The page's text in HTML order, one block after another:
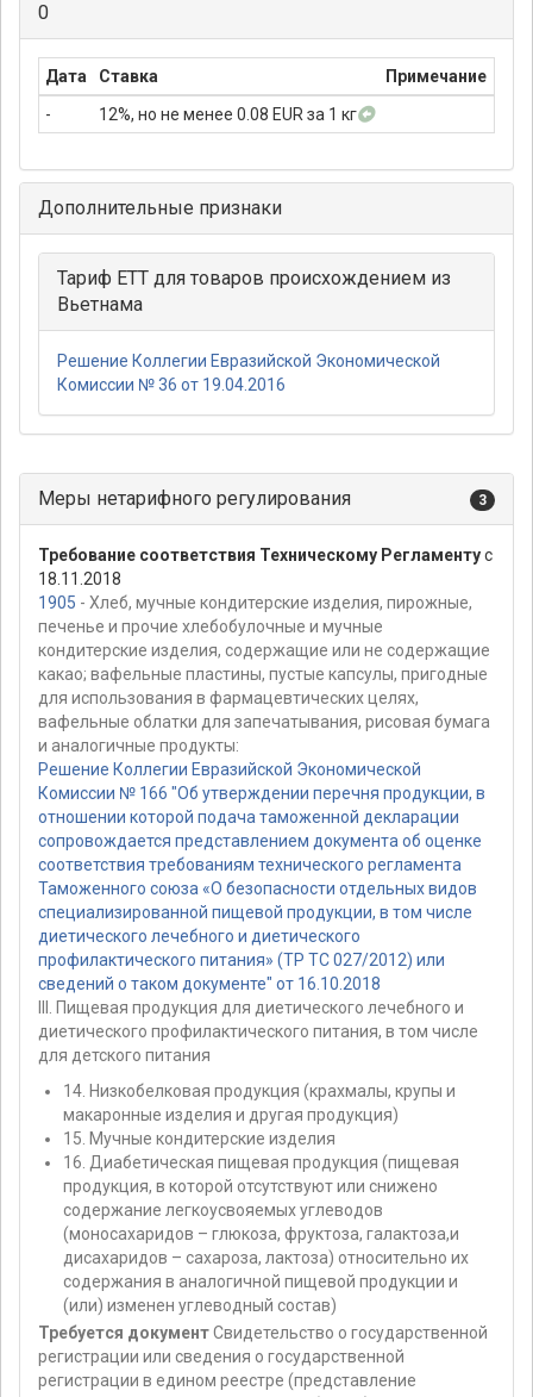
0
Дата Ставка
Примечание
-
12%, но не менее 0.08 EUR за 1 кг
Дополнительные признаки
Тариф ЕТТ для товаров происхождением из
Вьетнама
Решение Коллегии Евразийской Экономической
Комиссии № 36 от 19.04.2016
Меры нетарифного регулирования 3
Требование соответствия Техническому Регламентус
18.11.2018
1905 - Хлеб, мучные кондитерские изделия, пирожные,
печенье и прочие хлебобулочные и мучные
кондитерские изделия, содержащие или не содержащие
какао; вафельные пластины, пустые капсулы, пригодные
для использования в фармацевтических целях,
вафельные облатки для запечатывания, рисовая бумага
и аналогичные продукты:
Решение Коллегии Евразийской Экономической
Комиссии № 166 "Об утверждении перечня продукции, в
отношении которой подача таможенной декларации
сопровождается представлением документа об оценке
соответствия требованиям технического регламента
Таможенного союза «О безопасности отдельных видов
специализированной пищевой продукции, в том числе
диетического лечебного и диетического
профилактического питания» (ТР ТС 027/2012) или
сведений о таком документе" от 16.10.2018
III. Пищевая продукция для диетического лечебного и
диетического профилактического питания, в том числе
для детского питания
14. Низкобелковая продукция (крахмалы, крупы и
макаронные изделия и другая продукция)
15. Мучные кондитерские изделия
16. Диабетическая пищевая продукция (пищевая
продукция, в которой отсутствуют или снижено
содержание легкоусвояемых углеводов
(моносахаридов – глюкоза, фруктоза, галактоза,и
дисахаридов – сахароза, лактоза) относительно их
содержания в аналогичной пищевой продукции и
(или) изменен углеводный состав)
Требуется документСвидетельство о государственной
регистрации или сведения о государственной
регистрации в едином реестре (представление